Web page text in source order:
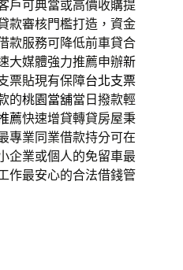
戶可典當或高價收購提
款審核門檻打造，資金
款服務可降低前車貸合
大媒體強力推薦申辦新
票貼現有保障台北支票
的桃園當舖當日撥款輕
薦快速增貸轉貸房屋秉
專業同業借款持分可在
企業或個人的免留車最
作最安心的合法借錢管